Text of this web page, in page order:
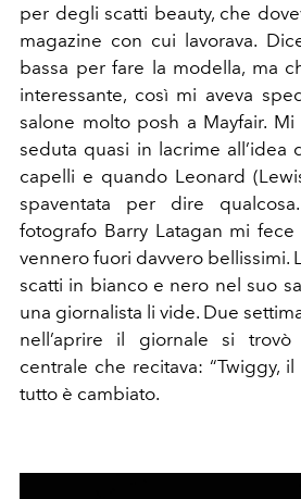
per degli scatti beauty, che
magazine con cui lavorava.
bassa per fare la modella, ma
interessante, così mi aveva
salone molto posh a Mayfair.
seduta quasi in lacrime all’idea
capelli e quando Leonard
spaventata per dire
fotografo Barry Latagan mi
vennero fuori davvero bellissimi.
scatti in bianco e nero nel suo
una giornalista li vide. Due
nell’aprire il giornale si
centrale che recitava: “Twiggy, il
tutto è cambiato.